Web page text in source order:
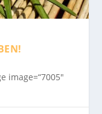
image=“7005″